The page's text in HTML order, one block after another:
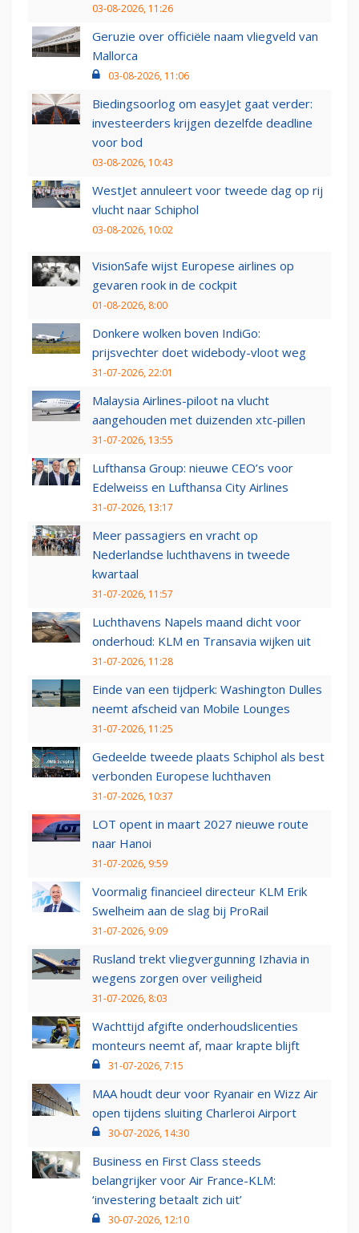
03-08-2026, 11:26
Geruzie over officiële naam vliegveld van
Mallorca
03-08-2026, 11:06
Biedingsoorlog om easyJet gaat verder:
investeerders krijgen dezelfde deadline
voor bod
03-08-2026, 10:43
WestJet annuleert voor tweede dag op rij
vlucht naar Schiphol
03-08-2026, 10:02
VisionSafe wijst Europese airlines op
gevaren rook in de cockpit
01-08-2026, 8:00
Donkere wolken boven IndiGo:
prijsvechter doet widebody-vloot weg
31-07-2026, 22:01
Malaysia Airlines-piloot na vlucht
aangehouden met duizenden xtc-pillen
31-07-2026, 13:55
Lufthansa Group: nieuwe CEO’s voor
Edelweiss en Lufthansa City Airlines
31-07-2026, 13:17
Meer passagiers en vracht op
Nederlandse luchthavens in tweede
kwartaal
31-07-2026, 11:57
Luchthavens Napels maand dicht voor
onderhoud: KLM en Transavia wijken uit
31-07-2026, 11:28
Einde van een tijdperk: Washington Dulles
neemt afscheid van Mobile Lounges
31-07-2026, 11:25
Gedeelde tweede plaats Schiphol als best
verbonden Europese luchthaven
31-07-2026, 10:37
LOT opent in maart 2027 nieuwe route
naar Hanoi
31-07-2026, 9:59
Voormalig financieel directeur KLM Erik
Swelheim aan de slag bij ProRail
31-07-2026, 9:09
Rusland trekt vliegvergunning Izhavia in
wegens zorgen over veiligheid
31-07-2026, 8:03
Wachttijd afgifte onderhoudslicenties
monteurs neemt af, maar krapte blijft
31-07-2026, 7:15
MAA houdt deur voor Ryanair en Wizz Air
open tijdens sluiting Charleroi Airport
30-07-2026, 14:30
Business en First Class steeds
belangrijker voor Air France-KLM:
‘investering betaalt zich uit’
30-07-2026, 12:10